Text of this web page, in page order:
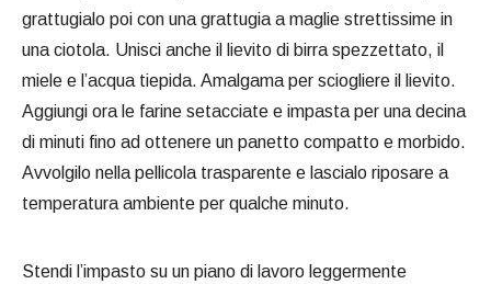
grattugialo poi con una grattugia a maglie strettissime in
una ciotola. Unisci anche il lievito di birra spezzettato, il
miele e l’acqua tiepida. Amalgama per sciogliere il lievito.
Aggiungi ora le farine setacciate e impasta per una decina
di minuti fino ad ottenere un panetto compatto e morbido.
Avvolgilo nella pellicola trasparente e lascialo riposare a
temperatura ambiente per qualche minuto.
Stendi l’impasto su un piano di lavoro leggermente